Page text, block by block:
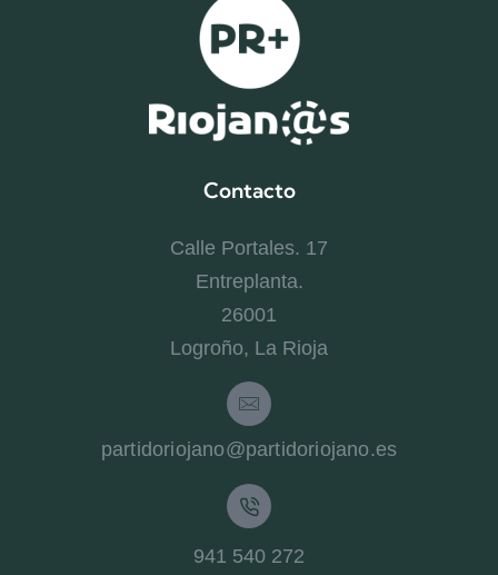
Contacto
Calle Portales. 17
Entreplanta.
26001
Logroño, La Rioja
partidoriojano@partidoriojano.es
941 540 272